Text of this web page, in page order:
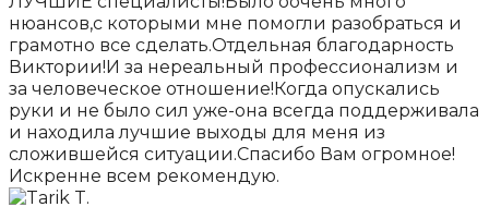
нюансов,с которыми мне помогли разобраться и
грамотно все сделать.Отдельная благодарность
Виктории!И за нереальный профессионализм и
за человеческое отношение!Когда опускались
руки и не было сил уже-она всегда поддерживала
и находила лучшие выходы для меня из
сложившейся ситуации.Спасибо Вам огромное!
Искренне всем рекомендую.